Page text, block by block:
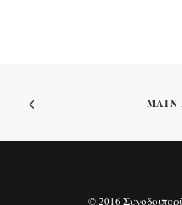
MAIN
© 2016